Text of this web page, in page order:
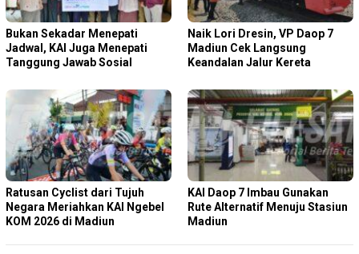
Bukan Sekadar Menepati
Jadwal, KAI Juga Menepati
Tanggung Jawab Sosial
Naik Lori Dresin, VP Daop 7
Madiun Cek Langsung
Keandalan Jalur Kereta
Ratusan Cyclist dari Tujuh
Negara Meriahkan KAI Ngebel
KOM 2026 di Madiun
KAI Daop 7 Imbau Gunakan
Rute Alternatif Menuju Stasiun
Madiun